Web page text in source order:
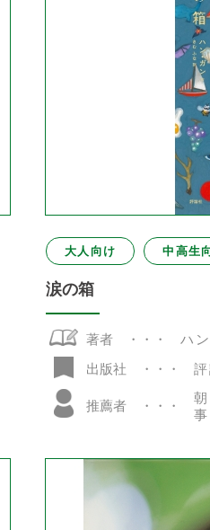
大人向け 中高生
涙の箱
著者
ハ
出版社
推薦者